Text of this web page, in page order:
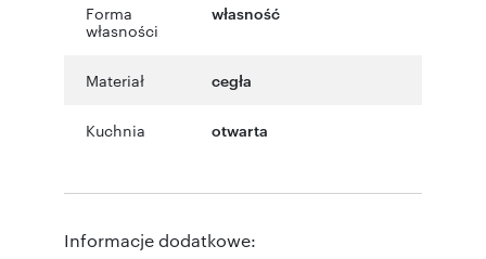
Forma
własności
własność
Materiał cegła
Kuchnia otwarta
Informacje dodatkowe: